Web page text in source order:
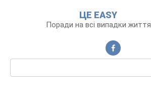
ЦЕ EASY
Поради на всі випадки життя
Пошук: